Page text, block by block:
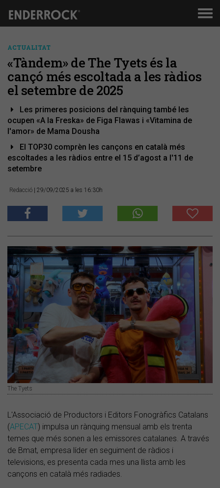
ACTUALITAT
​«Tàndem» de The Tyets és la
cançó més escoltada a les ràdios
el setembre de 2025
Les primeres posicions del rànquing també les
ocupen «A la Freska» de Figa Flawas i «Vitamina de
l'amor» de Mama Dousha
El TOP30 comprèn les cançons en català més
escoltades a les ràdios entre el 15 d’agost a l'11 de
setembre
Redacció | 29/09/2025 a les 16:30h
The Tyets
L'Associació de Productors i Editors Fonogràfics Catalans
(APECAT) impulsa un rànquing mensual amb els trenta
temes que més sonen a les emissores catalanes. A través
de Bmat, empresa líder en seguiment de ràdios i
televisions, es presenta cada mes una llista amb les
cançons en català més radiades.